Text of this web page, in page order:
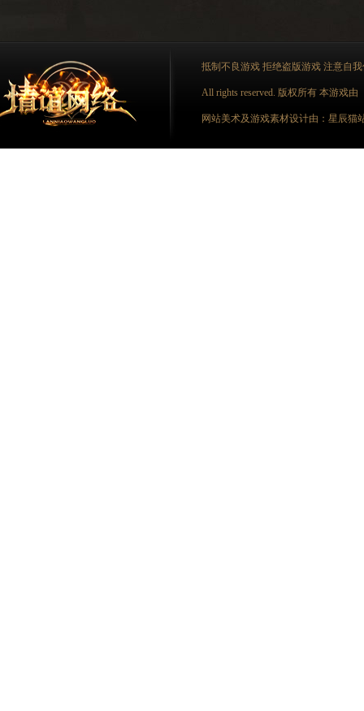
抵制不良游戏 拒绝盗版游戏 注意自
All rights reserved. 版权所有 本游戏
网站美术及游戏素材设计由：星辰猫